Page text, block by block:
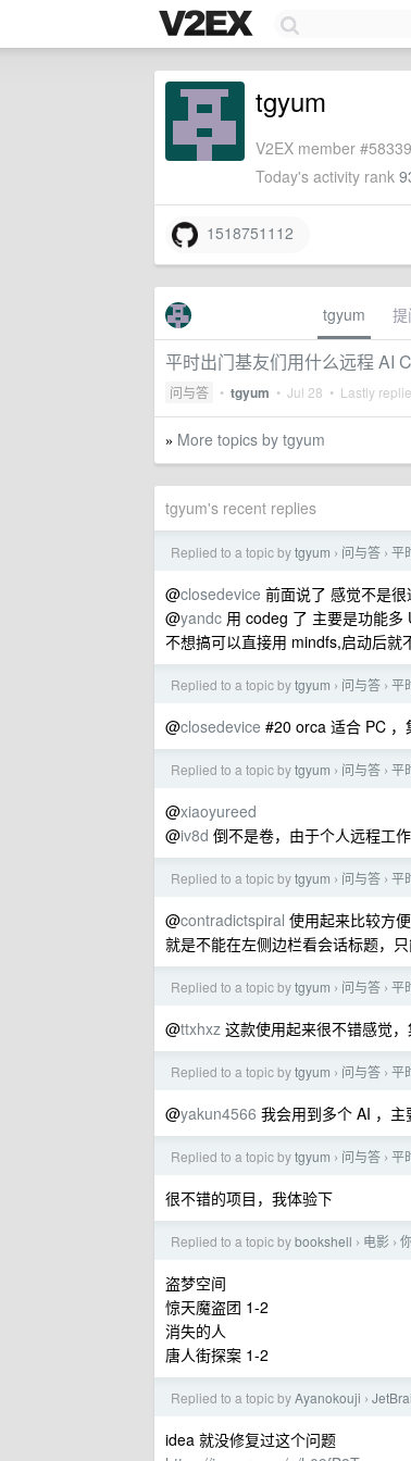
tgyum
V2EX member
Today's activity rank
1518751112
tgyum 提
平时出门基友们用什么远程 AI
问与答 • tgyum • Jul 28 • Lastly
» More topics by tgyum
tgyum's recent replies
Replied to a topic bytgyum › 问与答 › 平
@closedevice 前面说了 感觉不是
@yandc 用 codeg 了 主要是功能多
不想搞可以直接用 mindfs,启动后就
Replied to a topic bytgyum › 问与答 › 平
@closedevice #20 orca 适合 PC
Replied to a topic bytgyum › 问与答 › 平
@xiaoyureed
@iv8d 倒不是卷，由于个人远程工
Replied to a topic bytgyum › 问与答 › 平
@contradictspiral 使用起来比较方
就是不能在左侧边栏看会话标题，
Replied to a topic bytgyum › 问与答 › 平
@ttxhxz 这款使用起来很不错感觉
Replied to a topic bytgyum › 问与答 › 平
@yakun4566 我会用到多个 AI ，
Replied to a topic bytgyum › 问与答 › 平
很不错的项目，我体验下
Replied to a topic bybookshell › 电影 ›
盗梦空间
惊天魔盗团 1-2
消失的人
唐人街探案 1-2
Replied to a topic byAyanokouji ›
idea 就没修复过这个问题